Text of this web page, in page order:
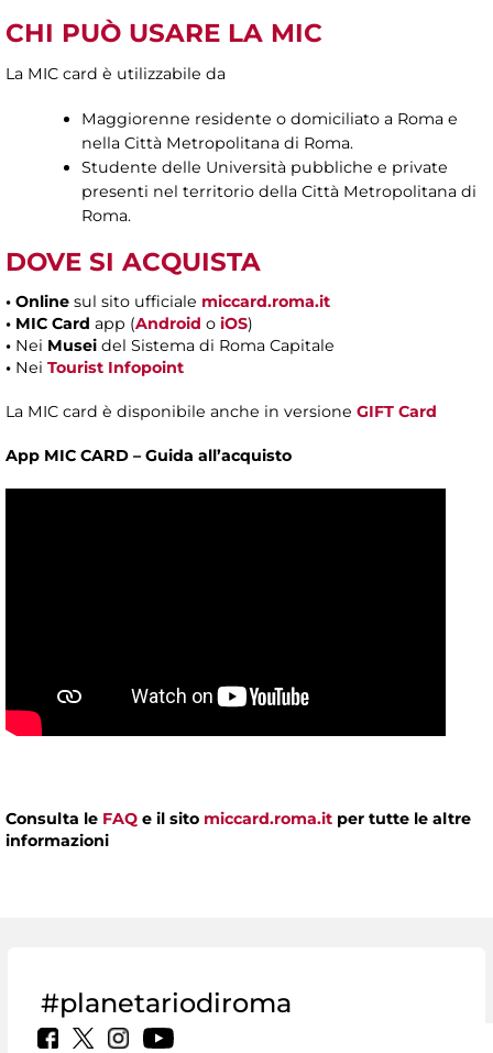
CHI PUÒ USARE LA MIC
La MIC card è utilizzabile da
Maggiorenne residente o domiciliato a Roma e
nella Città Metropolitana di Roma.
Studente delle Università pubbliche e private
presenti nel territorio della Città Metropolitana di
Roma.
DOVE SI ACQUISTA
• Online sul sito ufficiale miccard.roma.it
• MIC Card app (Android o iOS)
• Nei Musei del Sistema di Roma Capitale
• Nei Tourist Infopoint
La MIC card è disponibile anche in versione GIFT Card
App MIC CARD – Guida all’acquisto
Consulta le FAQ e il sito miccard.roma.it per tutte le altre
informazioni
#planetariodiroma